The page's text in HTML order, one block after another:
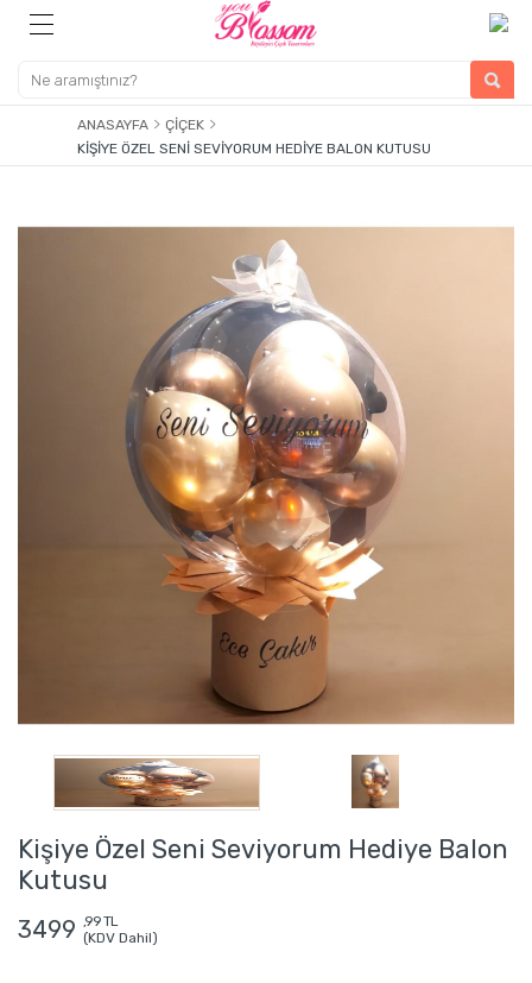
ANASAYFA
ÇIÇEK
KIŞIYE ÖZEL SENI SEVIYORUM HEDIYE BALON KUTUSU
Kişiye Özel Seni Seviyorum Hediye Balon
Kutusu
3499 ,99 TL
(KDV Dahil)